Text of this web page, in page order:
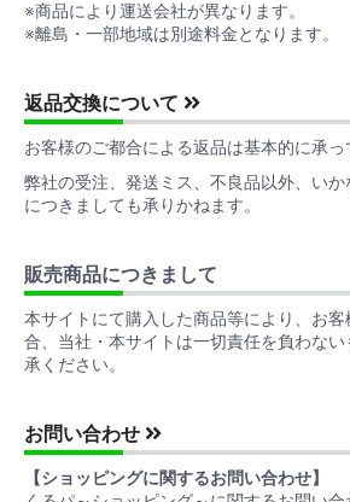
※商品により運送会社が異なります。
※離島・一部地域は別途料金となります。
返品交換について
お客様のご都合による返品は基本的に承っ
弊社の受注、発送ミス、不良品以外、い
につきましても承りかねます。
販売商品につきまして
本サイトにて購入した商品等により、お
合、当社・本サイトは一切責任を負わな
承ください。
お問い合わせ
【ショッピングに関するお問い合わせ】